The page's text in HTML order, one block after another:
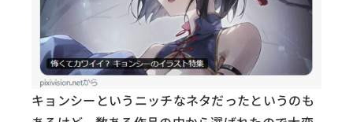
キョンシーというニッチなネタだったというのも